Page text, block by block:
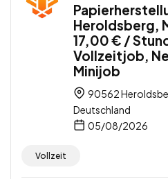
Heroldsberg,
17,00 € /
Vollzeitjob,
Minijob
90562
Deutschland
05/08/2026
Vollzeit